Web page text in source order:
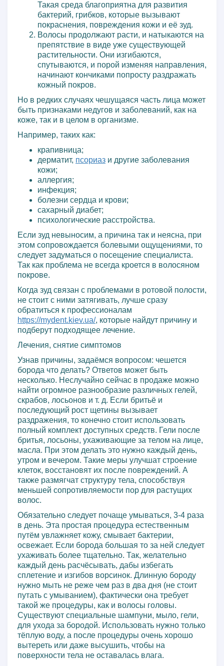
Такая среда благоприятна для развития
бактерий, грибков, которые вызывают
покраснения, повреждения кожи и её зуд.
Волосы продолжают расти, и натыкаются на
препятствие в виде уже существующей
растительности. Они изгибаются,
спутываются, и порой изменяя направления,
начинают кончиками попросту раздражать
кожный покров.
Но в редких случаях чешущаяся часть лица может
быть признаками недугов и заболеваний, как на
коже, так и в целом в организме.
Например, таких как:
крапивница;
дерматит, псориаз и другие заболевания
кожи;
аллергия;
инфекция;
болезни сердца и крови;
сахарный диабет;
психологические расстройства.
Если зуд невыносим, а причина так и неясна, при
этом сопровождается болевыми ощущениями, то
следует задуматься о посещение специалиста.
Так как проблема не всегда кроется в волосяном
покрове.
Когда зуд связан с проблемами в ротовой полости,
не стоит с ними затягивать, лучше сразу
обратиться к профессионалам
https://mydent.kiev.ua/, которые найдут причину и
подберут подходящее лечение.
Лечения, снятие симптомов
Узнав причины, задаёмся вопросом: чешется
борода что делать? Ответов может быть
несколько. Неслучайно сейчас в продаже можно
найти огромное разнообразие различных гелей,
скрабов, лосьонов и т. д. Если бритьё и
последующий рост щетины вызывает
раздражения, то конечно стоит использовать
полный комплект доступных средств. Гели после
бритья, лосьоны, ухаживающие за телом на лице,
масла. При этом делать это нужно каждый день,
утром и вечером. Такие меры улучшат строение
клеток, восстановят их после повреждений. А
также размягчат структуру тела, способствуя
меньшей сопротивляемости пор для растущих
волос.
Обязательно следует почаще умываться, 3-4 раза
в день. Эта простая процедура естественным
путём увлажняет кожу, смывает бактерии,
освежает. Если борода большая то за ней следует
ухаживать более тщательно. Так, желательно
каждый день расчёсывать, дабы избегать
сплетение и изгибов ворсинок. Длинную бороду
нужно мыть не реже чем раз в два дня (не стоит
путать с умыванием), фактически она требует
такой же процедуры, как и волосы головы.
Существуют специальные шампуни, мыло, гели,
для ухода за бородой. Использовать нужно только
тёплую воду, а после процедуры очень хорошо
вытереть или даже высушить, чтобы на
поверхности тела не оставалась влага.